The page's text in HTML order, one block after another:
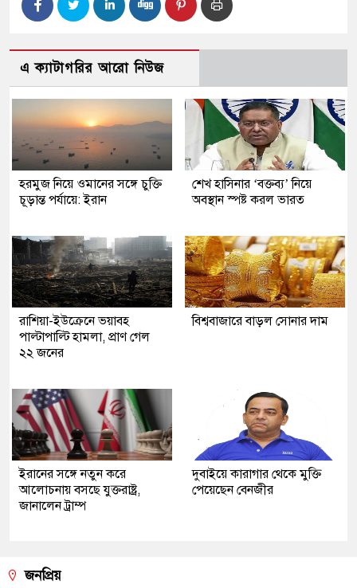
এ ক্যাটাগরির আরো নিউজ
হরমুজ নিয়ে ওমানের সঙ্গে চুক্তি
চূড়ান্ত পর্যায়ে: ইরান
শেখ হাসিনার ‘বক্তব্য’ নিয়ে
অবস্থান স্পষ্ট করল ভারত
রাশিয়া-ইউক্রেনে ভয়াবহ
পাল্টাপাল্টি হামলা, প্রাণ গেল
২২ জনের
বিশ্ববাজারে বাড়ল সোনার দাম
ইরানের সঙ্গে নতুন করে
আলোচনায় বসছে যুক্তরাষ্ট্র,
জানালেন ট্রাম্প
দুবাইয়ে কারাগার থেকে মুক্তি
পেয়েছেন বেনজীর
জনপ্রিয়